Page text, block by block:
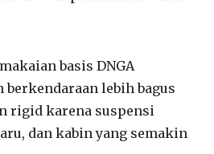
basis DNGA
lebih bagus
rigid karena suspensi
dan kabin yang semakin